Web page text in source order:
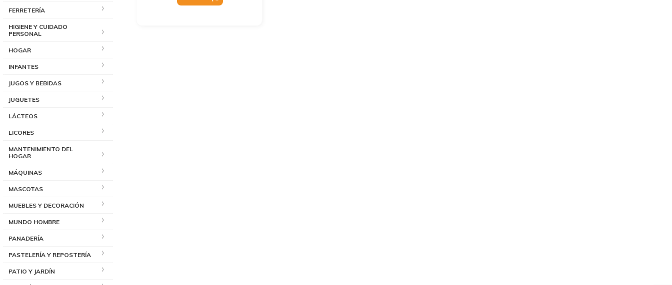
FERRETERÍA
HIGIENE Y CUIDADO
PERSONAL
HOGAR
INFANTES
JUGOS Y BEBIDAS
JUGUETES
LÁCTEOS
LICORES
MANTENIMIENTO DEL
HOGAR
MÁQUINAS
MASCOTAS
MUEBLES Y DECORACIÓN
MUNDO HOMBRE
PANADERÍA
PASTELERÍA Y REPOSTERÍA
PATIO Y JARDÍN